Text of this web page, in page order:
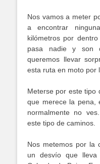
Nos vamos a meter
a encontrar
kilómetros por
pasa nadie y son
queremos llevar
esta ruta en moto por
Meterse por este tipo
que merece la pena,
normalmente no
este tipo de caminos.
Nos metemos por la
un desvío que